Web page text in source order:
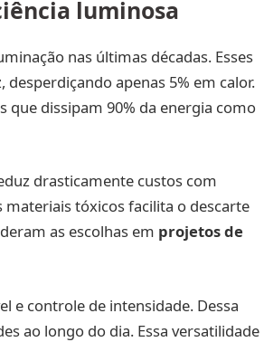
luminosa
nas últimas décadas. Esses
apenas 5% em calor.
dissipam 90% da energia como
drasticamente custos com
tóxicos facilita o descarte
as escolhas em projetos de
e controle de intensidade. Dessa
ao longo do dia. Essa versatilidade